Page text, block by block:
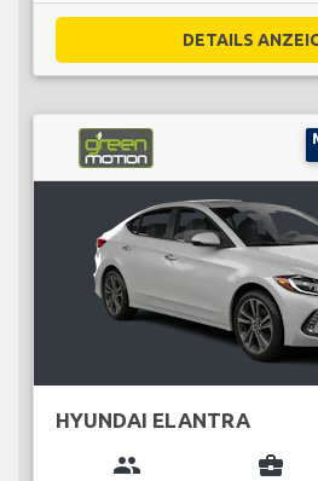
DETAILS
HYUNDAI ELANTRA
group business_center